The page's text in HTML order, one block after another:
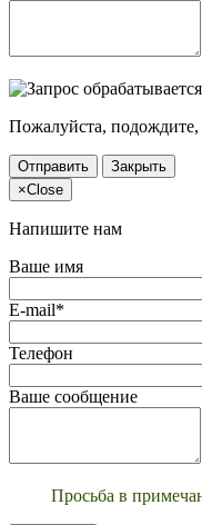
Пожалуйста, подождите,
Отправить
Закрыть
×Close
Напишите нам
Ваше имя
E-mail*
Телефон
Ваше сообщение
Просьба в